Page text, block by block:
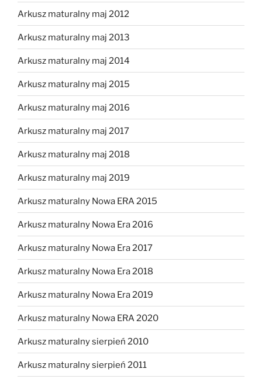
Arkusz maturalny maj 2012
Arkusz maturalny maj 2013
Arkusz maturalny maj 2014
Arkusz maturalny maj 2015
Arkusz maturalny maj 2016
Arkusz maturalny maj 2017
Arkusz maturalny maj 2018
Arkusz maturalny maj 2019
Arkusz maturalny Nowa ERA 2015
Arkusz maturalny Nowa Era 2016
Arkusz maturalny Nowa Era 2017
Arkusz maturalny Nowa Era 2018
Arkusz maturalny Nowa Era 2019
Arkusz maturalny Nowa ERA 2020
Arkusz maturalny sierpień 2010
Arkusz maturalny sierpień 2011